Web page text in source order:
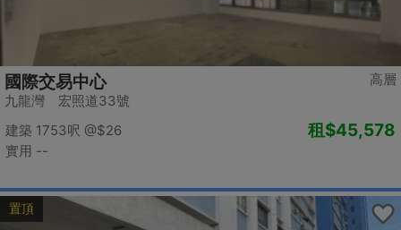
高層
國際交易中心
九龍灣 宏照道33號
建築 1753呎 @$26
實用 --
租$45,578
置頂